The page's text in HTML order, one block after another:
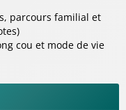
parcours familial et
cou et mode de vie